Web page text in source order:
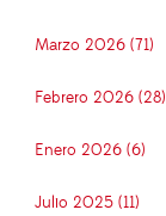
Marzo 2026 (71)
Febrero 2026 (28)
Enero 2026 (6)
Julio 2025 (11)